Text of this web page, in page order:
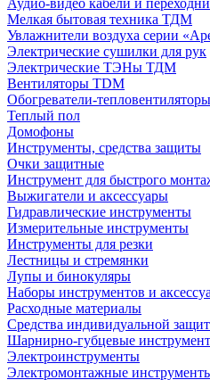
Аудио-видео кабели и
Мелкая бытовая техника ТДМ
Увлажнители воздуха серии
Электрические сушилки для рук
Электрические ТЭНы ТДМ
Вентиляторы TDM
Обогреватели-
Теплый пол
Домофоны
Инструменты, средства защиты
Очки защитные
Инструмент для быстрого
Выжигатели и аксессуары
Гидравлические инструменты
Измерительные инструменты
Инструменты для резки
Лестницы и стремянки
Лупы и бинокуляры
Наборы инструментов и
Расходные материалы
Средства индивидуальной
Шарнирно-губцевые
Электроинструменты
Электромонтажные